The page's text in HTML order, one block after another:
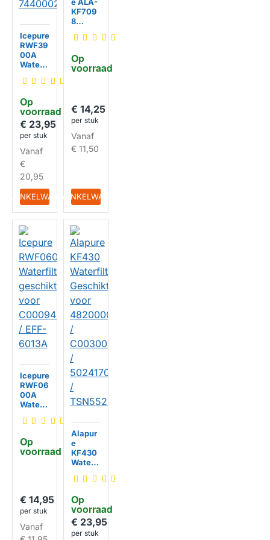
Op
voorraad
Icepure
RWF39
00A
Waterfi
geschi
EFF-
6043A
/
988098
000 /
74400
00 /
02
€ 23,95
per stuk
Vanaf
€
20,95
IN WINKELWAGEN
HUISMERK
Op
voorraad
KF709
8
lter
kt voor
405516
46X41
40
€ 14,25
per stuk
Vanaf
€ 11,50
IN WINKELWAGEN
Op
voorraad
Icepure
RWF06
00A
Waterfi
geschi
C0009
4394 /
€ 14,95
per stuk
Vanaf
Op
voorraad
Alapur
e
KF430
Waterfi
Geschi
48200
009135
3 /
C0030
€ 23,95
per stuk